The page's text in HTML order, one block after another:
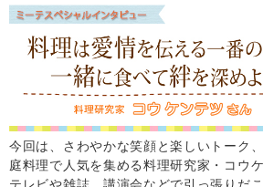
今回は、さわやかな笑顔と楽しいトーク
庭料理で人気を集める料理研究家・コウ